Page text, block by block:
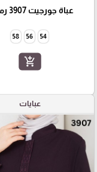
عباة جورجيت 3907 رمادي
54
56
58
add_shopping_cart
عبايات